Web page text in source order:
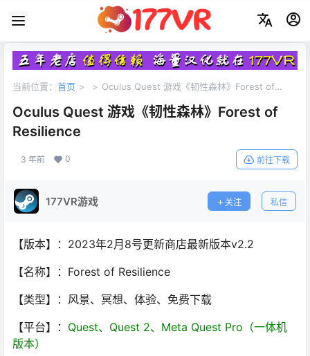
当前位置： 首页 > > Oculus Quest 游戏《韧性森林》Forest of
Oculus Quest 游戏《韧性森林》Forest of
Resilience
3 年前 0 前往下载
177VR游戏 关注 私信
【版本】：2023年2月8号更新商店最新版本v2.2
【名称】：Forest of Resilience
【类型】：风景、冥想、体验、免费下载
【平台】： Quest、Quest 2、Meta Quest Pro（一体机
版本）